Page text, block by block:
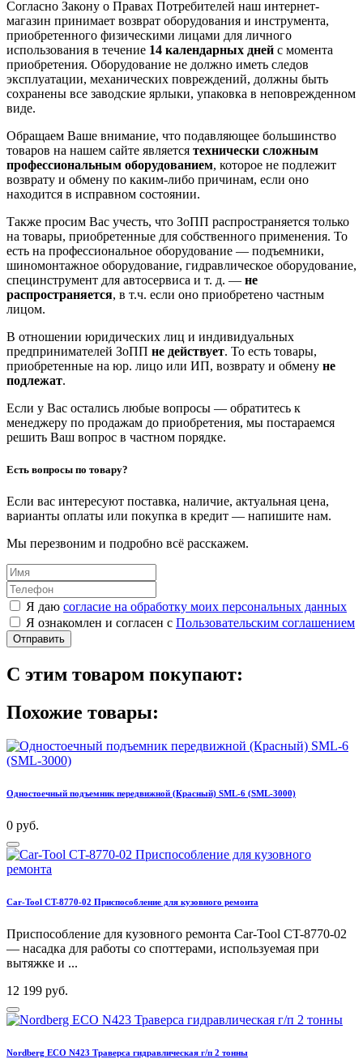
Согласно Закону о Правах Потребителей наш интернет-
магазин принимает возврат оборудования и инструмента,
приобретенного физическими лицами для личного
использования в течение 14 календарных дней с момента
приобретения. Оборудование не должно иметь следов
эксплуатации, механических повреждений, должны быть
сохранены все заводские ярлыки, упаковка в неповрежденном
виде.
Обращаем Ваше внимание, что подавляющее большинство
товаров на нашем сайте является технически сложным
профессиональным оборудованием, которое не подлежит
возврату и обмену по каким-либо причинам, если оно
находится в исправном состоянии.
Также просим Вас учесть, что ЗоПП распространяется только
на товары, приобретенные для собственного применения. То
есть на профессиональное оборудование — подъемники,
шиномонтажное оборудование, гидравлическое оборудование,
специнструмент для автосервиса и т. д. — не
распространяется, в т.ч. если оно приобретено частным
лицом.
В отношении юридических лиц и индивидуальных
предпринимателей ЗоПП не действует. То есть товары,
приобретенные на юр. лицо или ИП, возврату и обмену не
подлежат.
Если у Вас остались любые вопросы — обратитесь к
менеджеру по продажам до приобретения, мы постараемся
решить Ваш вопрос в частном порядке.
Есть вопросы по товару?
Если вас интересуют поставка, наличие, актуальная цена,
варианты оплаты или покупка в кредит — напишите нам.
Мы перезвоним и подробно всё расскажем.
Я даю согласие на обработку моих персональных данных
Я ознакомлен и согласен с Пользовательским соглашением
Отправить
С этим товаром покупают:
Похожие товары:
Одностоечный подъемник передвижной (Красный) SML-6 (SML-3000)
0 руб.
Car-Tool CT-8770-02 Приспособление для кузовного ремонта
Приспособление для кузовного ремонта Car-Tool CT-8770-02
— насадка для работы со споттерами, используемая при
вытяжке и ...
12 199 руб.
Nordberg ECO N423 Траверса гидравлическая г/п 2 тонны